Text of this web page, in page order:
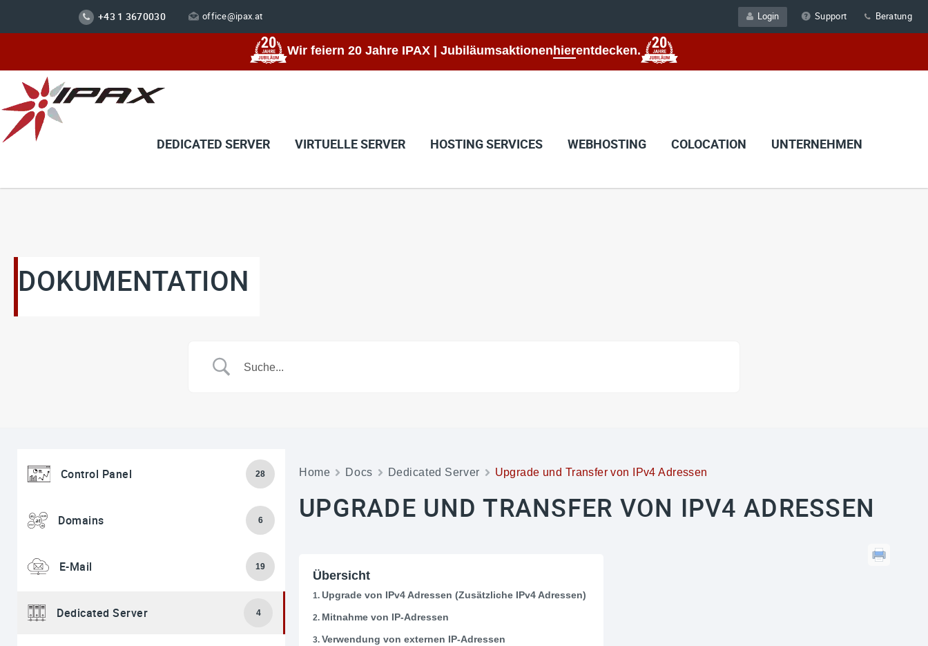
+43 1 3670030 office@ipax.at Support Beratung
Login
Wir feiern 20 Jahre IPAX | Jubiläumsaktionenhierentdecken.
DEDICATED SERVER VIRTUELLE SERVER HOSTING SERVICES WEBHOSTING COLOCATION UNTERNEHMEN
DOKUMENTATION
Control Panel 28
Domains 6
E-Mail 19
Dedicated Server 4
Home Docs Dedicated Server Upgrade und Transfer von IPv4 Adressen
UPGRADE UND TRANSFER VON IPV4 ADRESSEN
Übersicht
Upgrade von IPv4 Adressen (Zusätzliche IPv4 Adressen)
Mitnahme von IP-Adressen
Verwendung von externen IP-Adressen